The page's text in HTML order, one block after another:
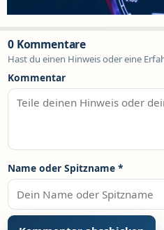
0 Kommentare
Hast du einen Hinweis oder eine
Kommentar
Name oder Spitzname *